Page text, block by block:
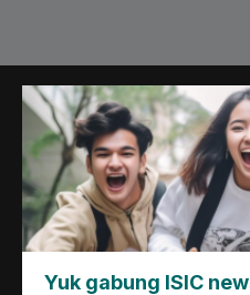
Yuk gabung ISIC